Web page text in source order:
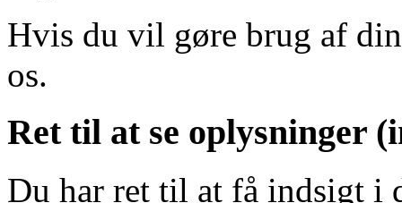
Hvis du vil gøre brug af
os.
Ret til at se oplysninger
Du har ret til at få indsigt i